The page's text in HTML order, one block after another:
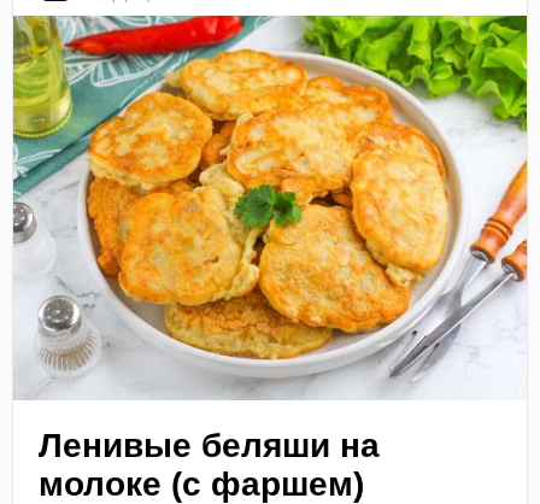
Ленивые беляши на
молоке (с фаршем)